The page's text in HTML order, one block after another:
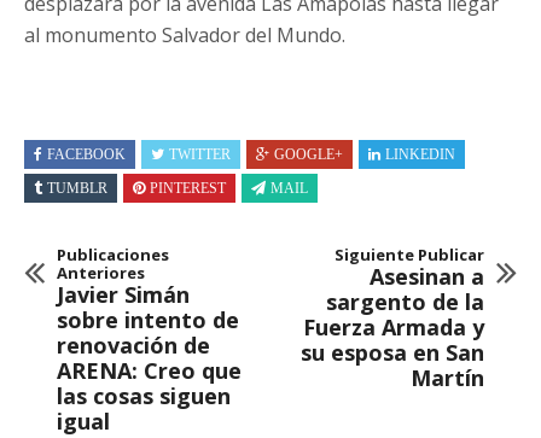
al monumento Salvador del Mundo.
FACEBOOK TWITTER GOOGLE+
LINKEDIN
TUMBLR
PINTEREST MAIL
Publicaciones
Anteriores
Javier Simán
sobre intento de
renovación de
ARENA: Creo que
las cosas siguen
igual
Siguiente Publicar
Asesinan a
sargento de la
Fuerza Armada y
su esposa en San
Martín